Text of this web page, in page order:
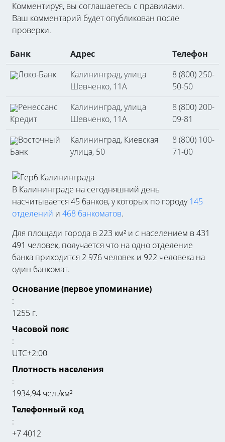
Комментируя, вы соглашаетесь c правилами.
Ваш комментарий будет опубликован после
проверки.
Банк Адрес
Телефон
Локо-Банк
Калининград, улица
Шевченко, 11А
8 (800) 250-
50-50
Ренессанс
Кредит
Калининград, улица
Шевченко, 11А
8 (800) 200-
09-81
Восточный
Банк
Калининград, Киевская
улица, 50
8 (800) 100-
71-00
В Калининграде на сегодняшний день
насчитывается 45 банков, у которых по городу145
отделений и 468 банкоматов.
Для площади города в 223 км² и с населением в 431
491 человек, получается что на одно отделение
банка приходится 2 976 человек и 922 человека на
один банкомат.
Основание (первое упоминание)
:
1255 г.
Часовой пояс
:
UTC+2:00
Плотность населения
:
1934,94 чел./км²
Телефонный код
:
+7 4012